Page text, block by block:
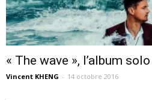
« The wave », l’album
Vincent KHENG - 14 octobre 2016